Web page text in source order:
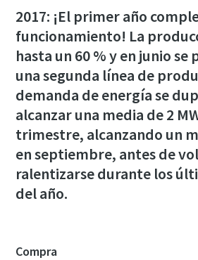
2017: ¡El primer año
funcionamiento! La
hasta un 60 % y en junio se
una segunda línea de
demanda de energía se
alcanzar una media de 2
trimestre, alcanzando un
en septiembre, antes de
ralentizarse durante los
del año.
Compra